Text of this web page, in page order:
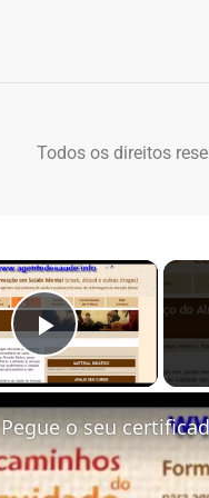
Todos os direitos
×
Play Video
Pegue o seu